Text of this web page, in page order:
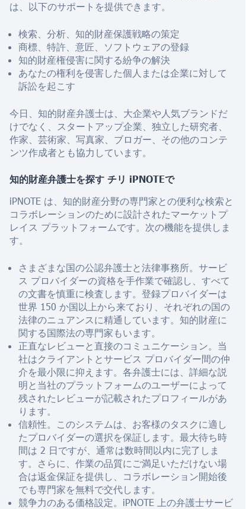
は、以下のサポートを提供できます。
検索、分析、知的財産保護戦略の策定
商標、特許、意匠、ソフトウェアの登録
知的財産権侵害に関する紛争の解決
あなたの権利を侵害した個人または企業に対して
訴訟を起こす
今日、知的財産弁護士は、大企業や人気ブランドだ
けでなく、スタートアップ企業、独立した研究者、
作家、芸術家、写真家、ブロガー、その他のコンテ
ンツ作成者とも協力しています。
知的財産弁護士を探す チリ iPNOTEで
iPNOTE は、知的財産分野の専門家との便利な検索と
コラボレーションのために設計されたマーケットプ
レイス プラットフォームです。次の機能を提供しま
す。
さまざまな国の公認弁護士と法律事務所。サービ
ス プロバイダーの資格を手作業で確認し、すべて
の文書を慎重に検査します。登録プロバイダーは
世界 150 か国以上から来ており、それぞれの国の
法律のニュアンスに精通しています。知的財産に
関する国際法の専門家もいます。
正直なレビューと直接のコミュニケーション。当
社はクライアントとサービス プロバイダー間の仲
介を最小限に抑えます。各弁護士には、詳細な説
明と当社のプラットフォームのユーザーによって
残されたレビューが記載されたプロフィールがあ
ります。
信頼性。このシステムは、お客様のタスクに適し
たプロバイダーの選択を保証します。最大待ち時
間は 2 日ですが、通常は数時間以内に完了しま
す。さらに、作業の品質にご満足いただけない場
合は返金保証を提供し、コラボレーション開始後
でも専門家を無料で交代します。
競争力のある価格設定。iPNOTE 上の弁護士サービ